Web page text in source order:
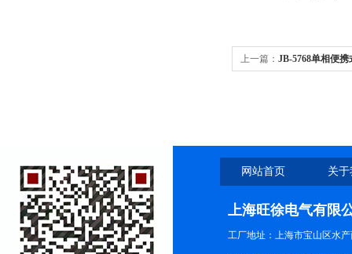
上一篇： JB-5768单相便
网站首页 关
上海旺徐电气有限
工厂地址：上海市宝山区水产